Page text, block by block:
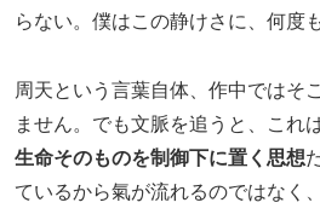
らない。僕はこの静けさに、何度
周天という言葉自体、作中ではそ
ません。でも文脈を追うと、これ
生命そのものを制御下に置く思想
ているから氣が流れるのではなく